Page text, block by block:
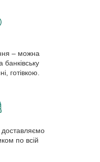
– можна
готівкою.
по всій